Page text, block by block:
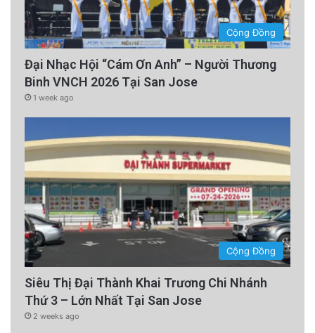
Cộng Đồng
Đại Nhạc Hội “Cám Ơn Anh” – Người Thương
Binh VNCH 2026 Tại San Jose
1 week ago
Cộng Đồng
Siêu Thị Đại Thành Khai Trương Chi Nhánh
Thứ 3 – Lớn Nhất Tại San Jose
2 weeks ago